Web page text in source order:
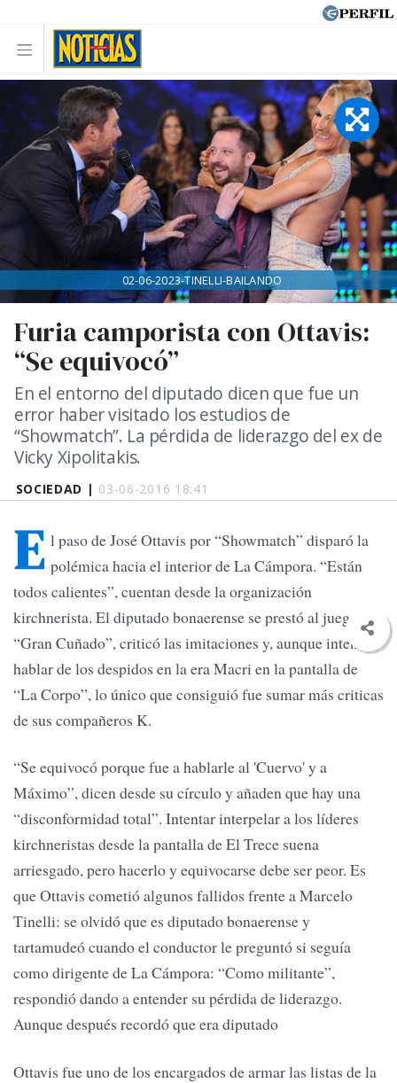
SOCIEDAD | 03-06-2016 18:41
Furia camporista con Ottavis:
“Se equivocó”
En el entorno del diputado dicen que fue un
error haber visitado los estudios de
“Showmatch”. La pérdida de liderazgo del ex de
Vicky Xipolitakis.
02-06-2023-TINELLI-BAILANDO
E l paso de José Ottavis por “Showmatch” disparó la
polémica hacia el interior de La Cámpora. “Están
todos calientes”, cuentan desde la organización
kirchnerista. El diputado bonaerense se prestó al juego del
“Gran Cuñado”, criticó las imitaciones y, aunque intentó
hablar de los despidos en la era Macri en la pantalla de
“La Corpo”, lo único que consiguió fue sumar más criticas
de sus compañeros K.
“Se equivocó porque fue a hablarle al 'Cuervo' y a
Máximo”, dicen desde su círculo y añaden que hay una
“disconformidad total”. Intentar interpelar a los líderes
kirchneristas desde la pantalla de El Trece suena
arriesgado, pero hacerlo y equivocarse debe ser peor. Es
que Ottavis cometió algunos fallidos frente a Marcelo
Tinelli: se olvidó que es diputado bonaerense y
tartamudeó cuando el conductor le preguntó si seguía
como dirigente de La Cámpora: “Como militante”,
respondió dando a entender su pérdida de liderazgo.
Aunque después recordó que era diputado
Ottavis fue uno de los encargados de armar las listas de la